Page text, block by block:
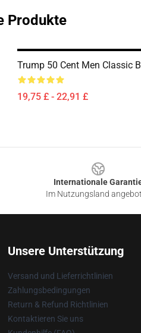
Produkte
Trump 50 Cent Men Classic
19,75 £ - 22,91 £
Internationale
Im Nutzungsland
Unsere Unterstützung
Versand und Lieferrichtlinien
Zahlungsbedingungen
Return & Refund Richtlinien
Kontaktieren Sie uns